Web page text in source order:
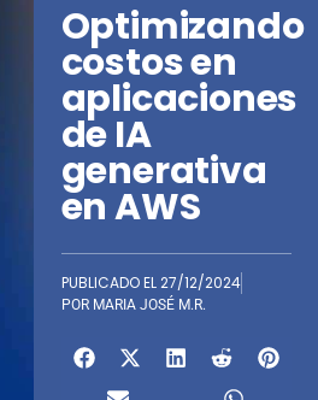
Optimizando
costos en
aplicaciones
de IA
generativa
en AWS
PUBLICADO EL27/12/2024
POR MARIA JOSÉ M.R.